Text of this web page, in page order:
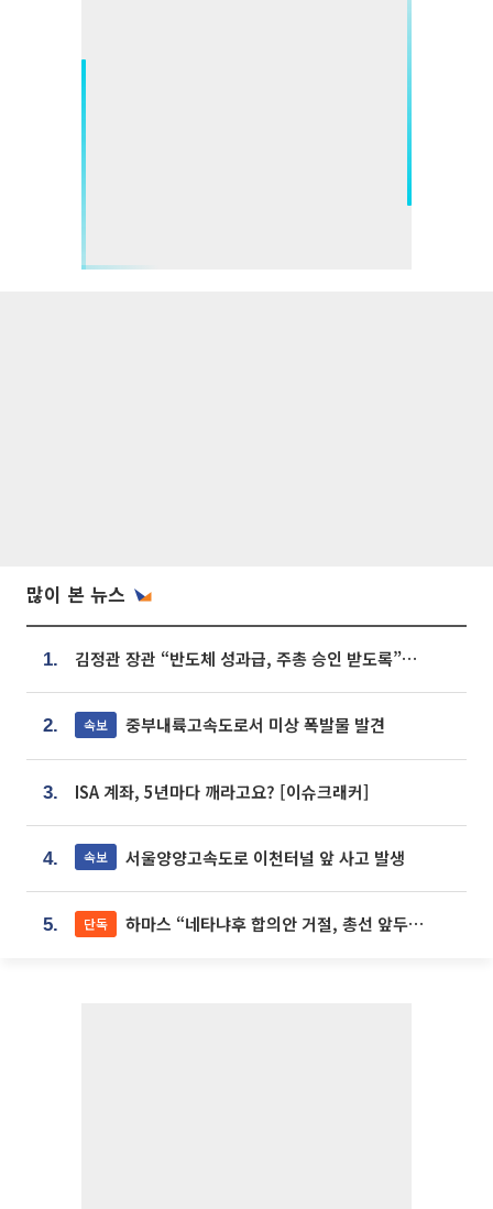
많이 본 뉴스
1. 김정관 장관 “반도체 성과급, 주총 승인 받도록”…상법·자본시장법 개정 시사
2. 속보 중부내륙고속도로서 미상 폭발물 발견
3. ISA 계좌, 5년마다 깨라고요? [이슈크래커]
4. 속보 서울양양고속도로 이천터널 앞 사고 발생
5. 단독 하마스 “네타냐후 합의안 거절, 총선 앞두고 시간 끌기”